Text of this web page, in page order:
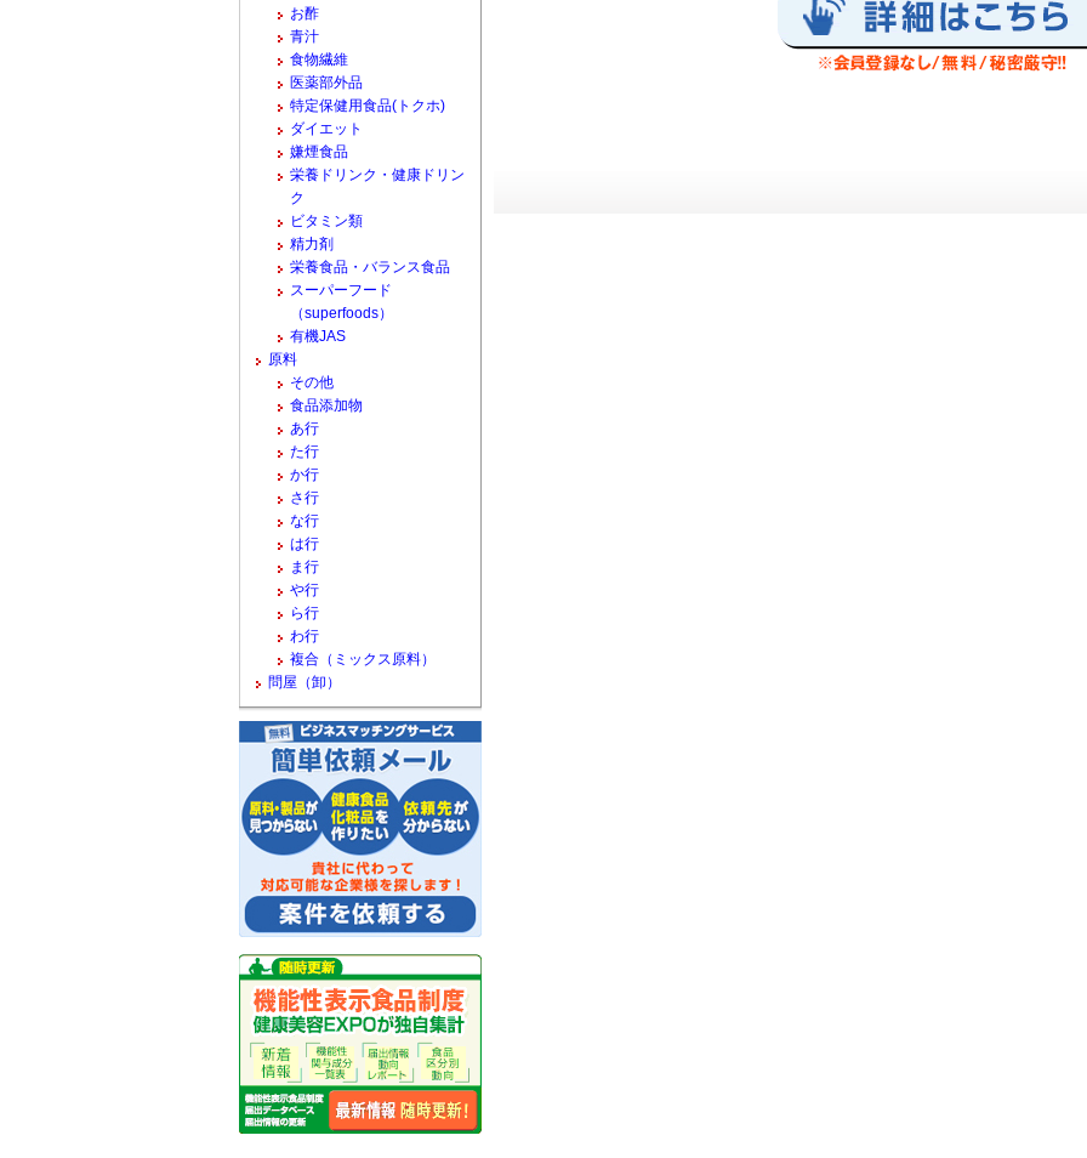
お酢
青汁
食物繊維
医薬部外品
特定保健用食品(トクホ)
ダイエット
嫌煙食品
栄養ドリンク・健康ドリン
ク
ビタミン類
精力剤
栄養食品・バランス食品
スーパーフード
（superfoods）
有機JAS
原料
その他
食品添加物
あ行
た行
か行
さ行
な行
は行
ま行
や行
ら行
わ行
複合（ミックス原料）
問屋（卸）